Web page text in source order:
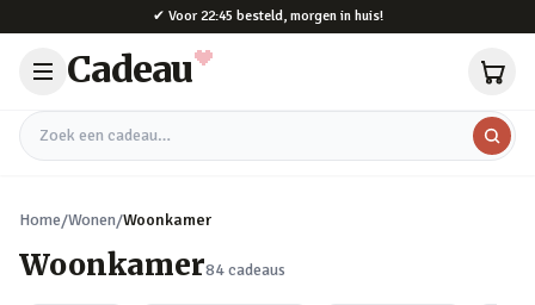
✔ Voor 22:45 besteld, morgen in huis!
Cadeau
Zoek een cadeau
Home/Wonen/Woonkamer
Woonkamer84cadeaus